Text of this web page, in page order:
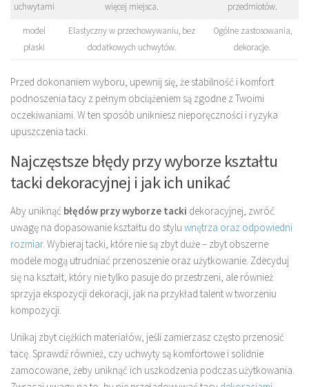
uchwytami
więcej miejsca.
przedmiotów.
model
płaski
Elastyczny w przechowywaniu, bez
dodatkowych uchwytów.
Ogólne zastosowania,
dekoracje.
Przed dokonaniem wyboru, upewnij się, że stabilność i komfort
podnoszenia tacy z pełnym obciążeniem są zgodne z Twoimi
oczekiwaniami. W ten sposób unikniesz nieporęczności i ryzyka
upuszczenia tacki.
Najczęstsze błędy przy wyborze kształtu
tacki dekoracyjnej i jak ich unikać
Aby uniknąć błędów przy wyborze tacki dekoracyjnej, zwróć
uwagę na dopasowanie kształtu do stylu wnętrza oraz odpowiedni
rozmiar. Wybieraj tacki, które nie są zbyt duże – zbyt obszerne
modele mogą utrudniać przenoszenie oraz użytkowanie. Zdecyduj
się na kształt, który nie tylko pasuje do przestrzeni, ale również
sprzyja ekspozycji dekoracji, jak na przykład talent w tworzeniu
kompozycji.
Unikaj zbyt ciężkich materiałów, jeśli zamierzasz często przenosić
tacę. Sprawdź również, czy uchwyty są komfortowe i solidnie
zamocowane, żeby uniknąć ich uszkodzenia podczas użytkowania.